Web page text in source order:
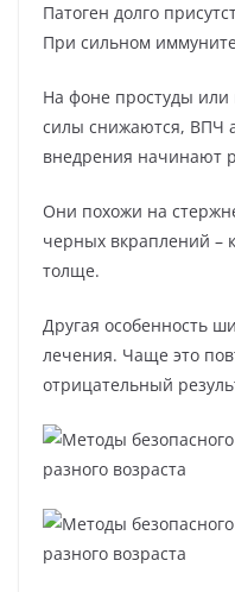
Патоген долго
При сильном
На фоне простуды
силы снижаются, ВПЧ
внедрения начинают
Они похожи на
черных вкраплений –
толще.
Другая особенность
лечения. Чаще это
отрицательный